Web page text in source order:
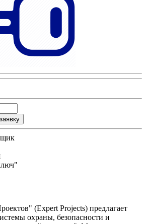
(Expert Projects) предлагает
охраны, безопасности и